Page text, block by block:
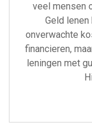
veel mensen
Geld lenen
onverwachte
financieren,
leningen met